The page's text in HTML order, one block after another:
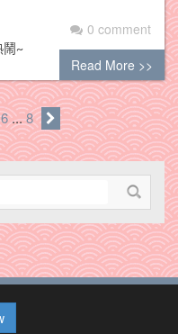
0 comment
鬧~
Read More >>
6...8